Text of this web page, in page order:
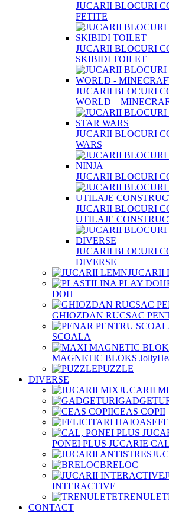
JUCARII BLOCURI
FETITE
JUCARII BLOCURI
SKIBIDI TOILET
JUCARII BLOCURI
WORLD –
JUCARII BLOCURI
WARS
JUCARII BLOCURI
JUCARII BLOCURI
UTILAJE
JUCARII BLOCURI
DIVERSE
JUCARII
DOH
GHIOZDAN RUCSAC
SCOALA
MAGNETIC BLOKS
PUZZLE
DIVERSE
JUCARII
CEAS COPII
PONEI PLUS JUCARIE
BRELOC
INTERACTIVE
CONTACT